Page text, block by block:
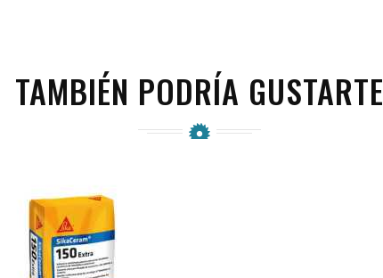
TAMBIÉN PODRÍA GUSTARTE